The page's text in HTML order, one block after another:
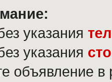
указания
указания
объявление